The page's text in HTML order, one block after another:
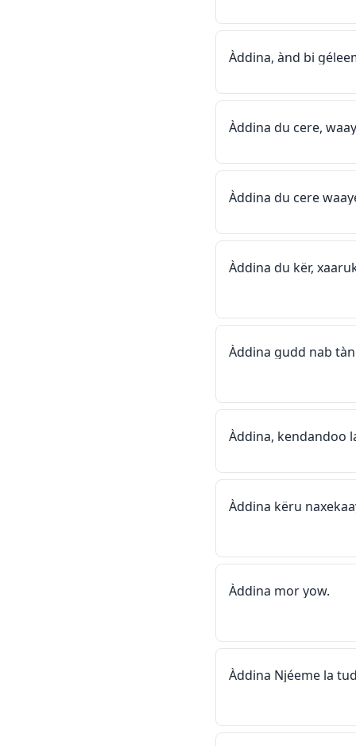
Àddina, ànd bi
Àddina du cere,
Àddina du cere
Àddina du kër,
Àddina gudd nab
Àddina, kendandoo
Àddina këru
Àddina mor yow.
Àddina Njéeme la